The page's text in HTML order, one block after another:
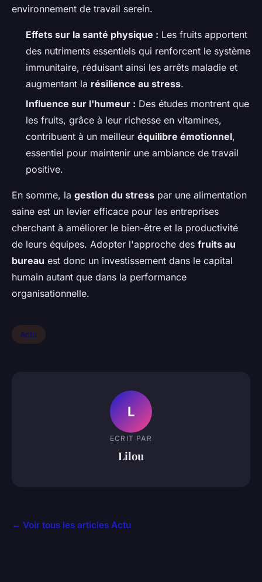
environnement de travail serein.
Effets sur la santé physique : Les fruits apportent
des nutriments essentiels qui renforcent le système
immunitaire, réduisant ainsi les arrêts maladie et
augmentant la résilience au stress.
Influence sur l'humeur : Des études montrent que
les fruits, grâce à leur richesse en vitamines,
contribuent à un meilleur équilibre émotionnel,
essentiel pour maintenir une ambiance de travail
positive.
En somme, la gestion du stress par une alimentation
saine est un levier efficace pour les entreprises
cherchant à améliorer le bien-être et la productivité
de leurs équipes. Adopter l'approche des fruits au
bureau est donc un investissement dans le capital
humain autant que dans la performance
organisationnelle.
Actu
L
ECRIT PAR
Lilou
← Voir tous les articles Actu